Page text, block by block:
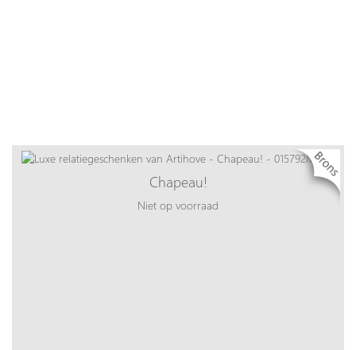
Chapeau!
Niet op voorraad